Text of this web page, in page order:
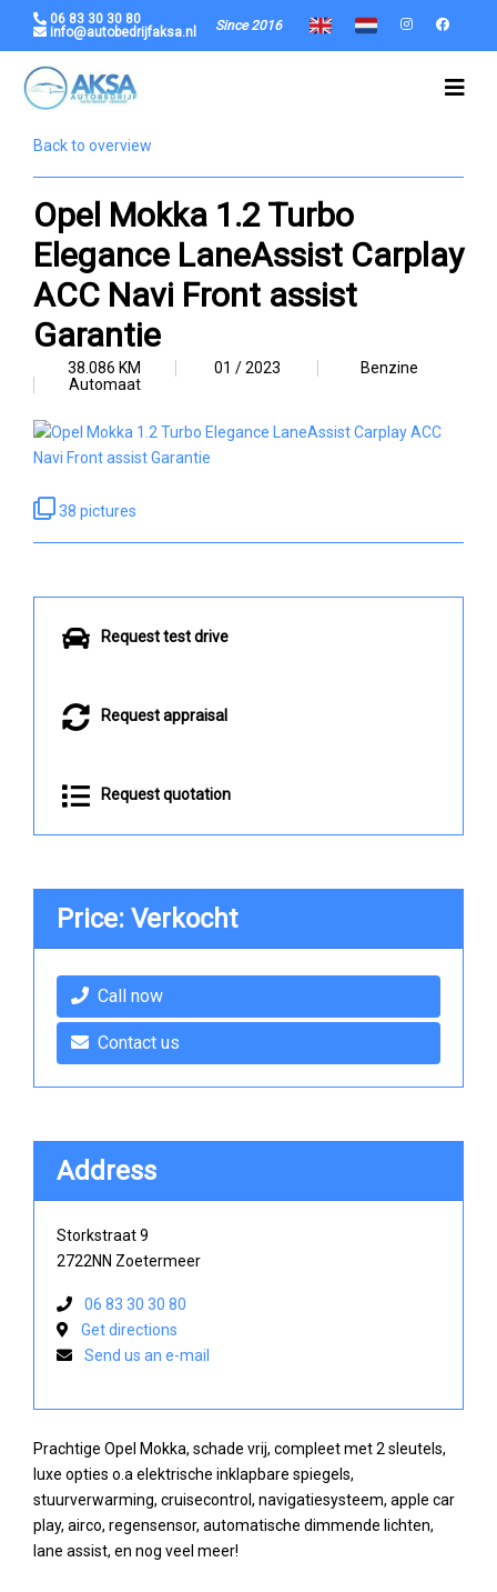
06 83 30 30 80
info@autobedrijfaksa.nl
Since 2016
Back to overview
Opel Mokka 1.2 Turbo
Elegance LaneAssist Carplay
ACC Navi Front assist
Garantie
38.086 KM 01 / 2023
Benzine
Automaat
38 pictures
Request test drive
Request appraisal
Request quotation
Prachtige Opel Mokka, schade vrij, compleet met 2 sleutels,
luxe opties o.a elektrische inklapbare spiegels,
stuurverwarming, cruisecontrol, navigatiesysteem, apple car
play, airco, regensensor, automatische dimmende lichten,
lane assist, en nog veel meer!
Price: Verkocht
Call now
Contact us
Address
Storkstraat 9
2722NN Zoetermeer
06 83 30 30 80
Get directions
Send us an e-mail